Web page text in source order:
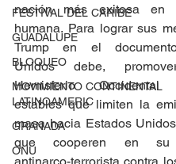
FESTIVAL DEL CARIBE
GUADALUPE
BLOQUEO
MOVIMIENTO CONTINENTAL
LATINOAMERIC
GRANADA
ONU
nación más exitosa en
humana. Para lograr sus
Trump en el
Unidos debe,
Hemisferio Occidental
estables que limiten la
masa hacia Estados
que cooperen en su